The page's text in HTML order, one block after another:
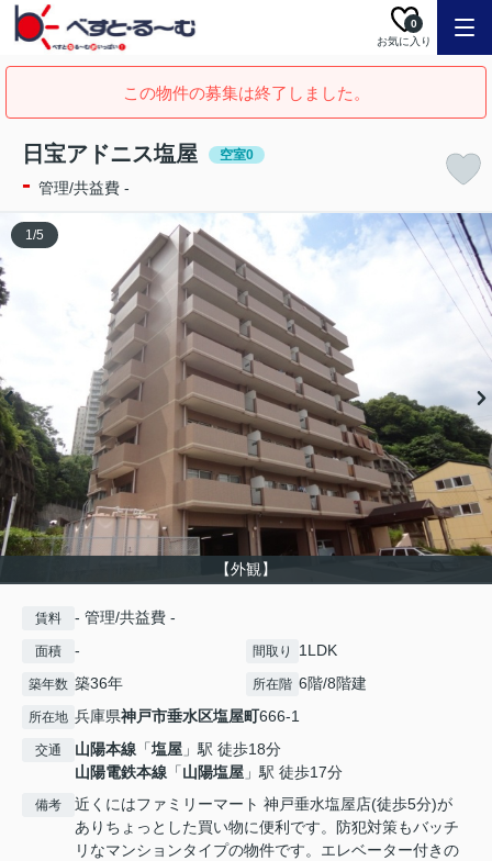
お気に入り
0
この物件の募集は終了しました。
日宝アドニス塩屋 空室0
- 管理/共益費 -
【外観】
1/5
賃料 - 管理/共益費 -
面積 - 間取り 1LDK
築年数 築36年 所在階 6階/8階建
所在地 兵庫県神戸市垂水区塩屋町666-1
交通 山陽本線 「塩屋 」駅 徒歩18分
山陽電鉄本線 「山陽塩屋 」駅 徒歩17分
備考
近くにはファミリーマート 神戸垂水塩屋店(徒歩5分)が
ありちょっとした買い物に便利です。防犯対策もバッチ
リなマンションタイプの物件です。エレベーター付きの